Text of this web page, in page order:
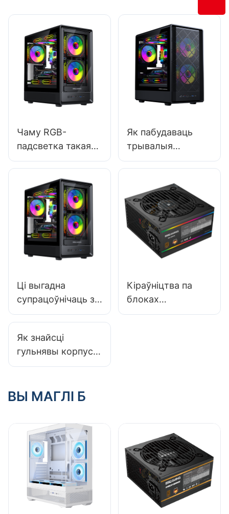
Чаму RGB-
падсветка такая
папулярная ў
корпусах ПК?
Як пабудаваць
трывалыя
адносіны з
гульнявых
корпусаў для ПК?
Ці выгадна
супрацоўнічаць з
мясцовымі
корпусаў для ПК?
Кіраўніцтва па
блоках
харчавання для
Як знайсці
гульнявы ​​корпус
для ПК, які
вялікіх
ВЫ МАГЛІ Б